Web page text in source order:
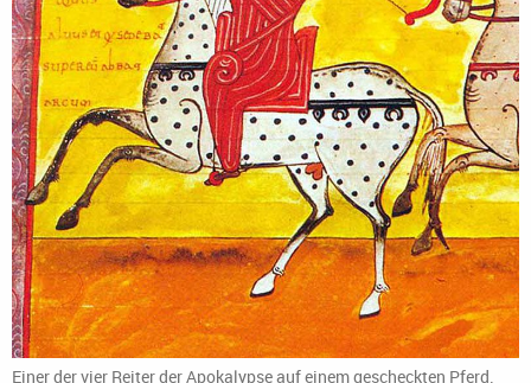
Einer der vier Reiter der Apokalypse auf einem gescheckten Pferd.